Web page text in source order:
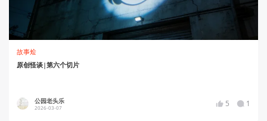
故事烩
原创怪谈|第六个切片
公园老头乐
2026-03-07 5 1